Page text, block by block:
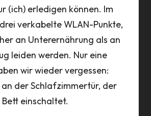
(ich) erledigen können. Im
verkabelte WLAN-Punkte,
an Unterernährung als an
leiden werden. Nur eine
wir wieder vergessen:
der Schlafzimmertür, der
einschaltet.